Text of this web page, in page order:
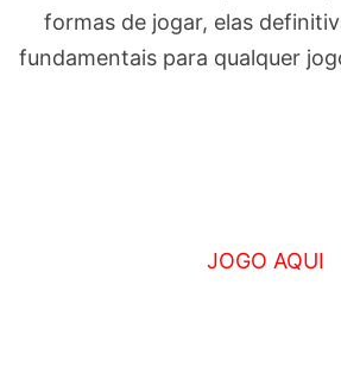
formas de jogar, elas
fundamentais para qualquer
JOGO AQUI